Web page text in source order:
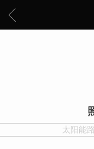
太阳能